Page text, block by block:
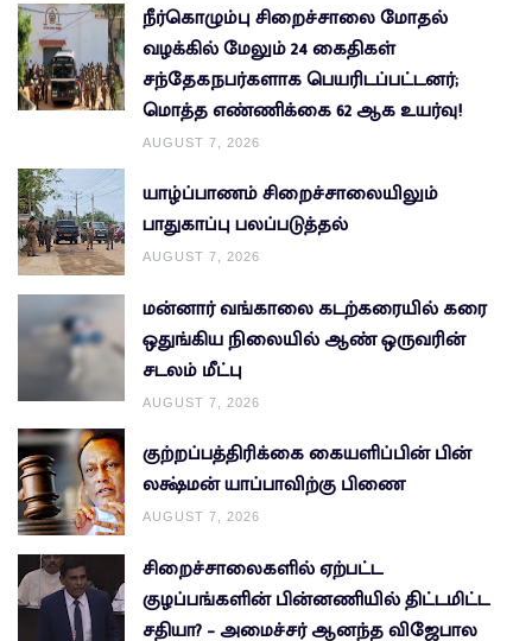
நீர்கொழும்பு சிறைச்சாலை மோதல்
வழக்கில் மேலும் 24 கைதிகள்
சந்தேகநபர்களாக பெயரிடப்பட்டனர்;
மொத்த எண்ணிக்கை 62 ஆக உயர்வு!
AUGUST 7, 2026
யாழ்ப்பாணம் சிறைச்சாலையிலும்
பாதுகாப்பு பலப்படுத்தல்
AUGUST 7, 2026
மன்னார் வங்காலை கடற்கரையில் கரை
ஒதுங்கிய நிலையில் ஆண் ஒருவரின்
சடலம் மீட்பு
AUGUST 7, 2026
குற்றப்பத்திரிக்கை கையளிப்பின் பின்
லக்ஷ்மன் யாப்பாவிற்கு பிணை
AUGUST 7, 2026
சிறைச்சாலைகளில் ஏற்பட்ட
குழப்பங்களின் பின்னணியில் திட்டமிட்ட
சதியா? – அமைச்சர் ஆனந்த விஜேபால